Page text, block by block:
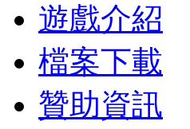
遊戲介紹
檔案下載
贊助資訊